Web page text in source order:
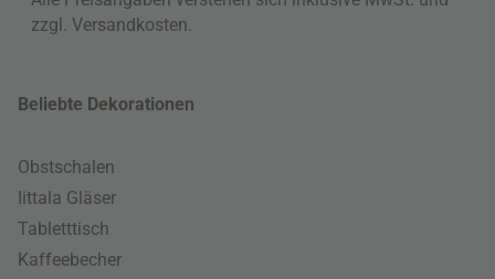
zzgl. Versandkosten.
Beliebte Dekorationen
Obstschalen
Iittala Gläser
Tabletttisch
Kaffeebecher